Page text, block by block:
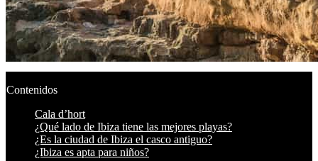
Contenidos
Cala d’hort
¿Qué lado de Ibiza tiene las mejores playas?
¿Es la ciudad de Ibiza el casco antiguo?
¿Ibiza es apta para niños?